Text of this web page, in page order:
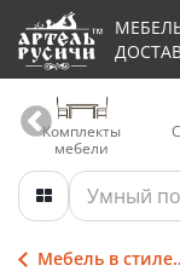
Комплекты
мебели
Мебель